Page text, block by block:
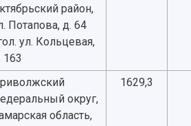
район,
Потапова, д. 64
ул. Кольцевая,
163
округ,
область,
1629,3